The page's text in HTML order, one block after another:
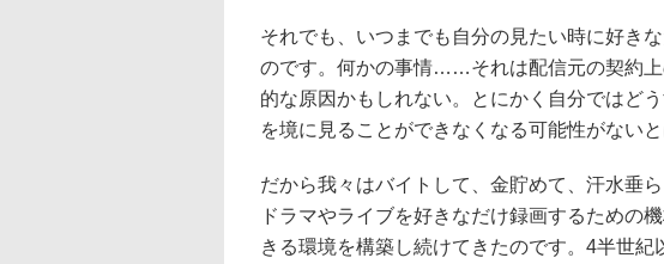
それでも、いつまでも自分の見たい時に好き
のです。何かの事情……それは配信元の契約
的な原因かもしれない。とにかく自分ではど
を境に見ることができなくなる可能性がない
だから我々はバイトして、金貯めて、汗水垂
ドラマやライブを好きなだけ録画するための
きる環境を構築し続けてきたのです。4半世紀